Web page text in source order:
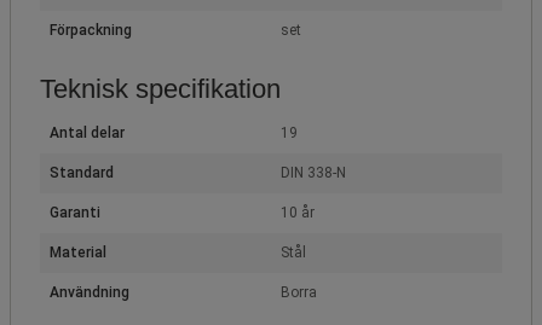
Förpackning set
Teknisk specifikation
Antal delar 19
Standard DIN 338-N
Garanti 10 år
Material Stål
Användning Borra